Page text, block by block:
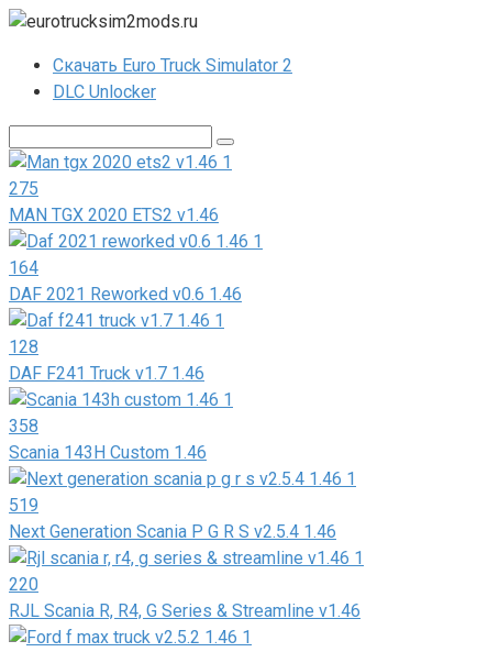
Перейти
контентуСкачать Euro Truck Simulator 2
DLC Unlocker
275
MAN TGX 2020 ETS2 v1.46
164
DAF 2021 Reworked v0.6 1.46
128
DAF F241 Truck v1.7 1.46
358
Scania 143H Custom 1.46
519
Next Generation Scania P G R S v2.5.4 1.46
220
RJL Scania R, R4, G Series & Streamline v1.46